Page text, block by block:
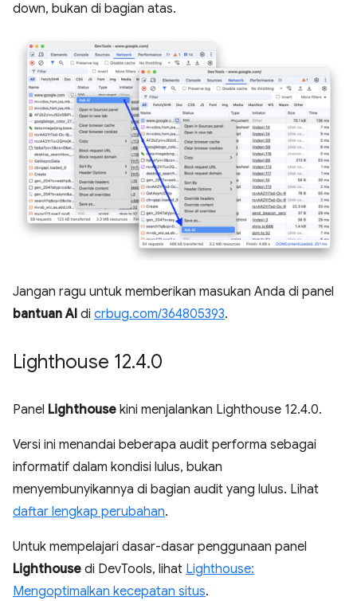
down, bukan di bagian atas.
Jangan ragu untuk memberikan masukan Anda di panel
bantuan AI di crbug.com/364805393.
Lighthouse 12.4.0
Panel Lighthouse kini menjalankan Lighthouse 12.4.0.
Versi ini menandai beberapa audit performa sebagai
informatif dalam kondisi lulus, bukan
menyembunyikannya di bagian audit yang lulus. Lihat
daftar lengkap perubahan.
Untuk mempelajari dasar-dasar penggunaan panel
Lighthouse di DevTools, lihat Lighthouse:
Mengoptimalkan kecepatan situs.